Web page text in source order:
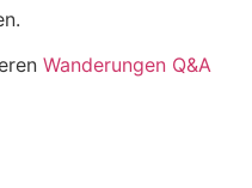
Wanderungen Q&A